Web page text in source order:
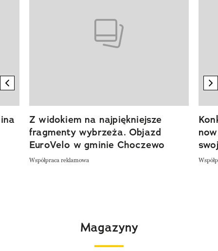
previous element
Z widokiem na najpiękniejsze
fragmenty wybrzeża. Objazd
EuroVelo w gminie Choczewo
Współpraca reklamowa
Magazyny